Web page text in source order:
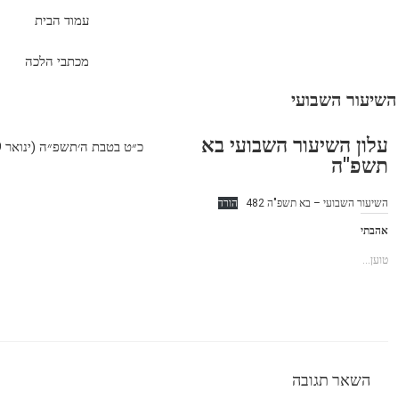
עמוד הבית
מכתבי הלכה
השיעור השבועי
עלון השיעור השבועי בא
תשפ"ה
כ״ט בטבת ה׳תשפ״ה (ינואר 29, 2025)
השיעור השבועי – בא תשפ"ה 482 הורד
אהבתי
טוען...
השאר תגובה